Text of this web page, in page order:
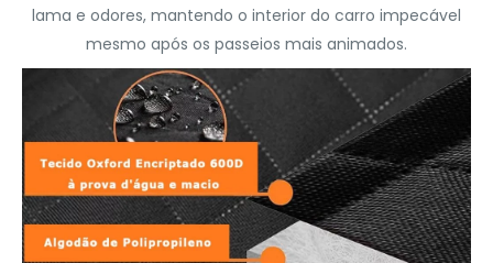
lama e odores, mantendo o interior do carro impecável
mesmo após os passeios mais animados.